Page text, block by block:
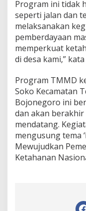
Program ini tidak
seperti jalan dan
melaksanakan
pemberdayaan
memperkuat
di desa kami,”
Program TMMD
Soko Kecamatan
Bojonegoro ini
dan akan berakhir
mendatang.
mengusung tema
Mewujudkan
Ketahanan